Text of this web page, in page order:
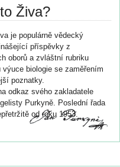
Živa?
je populárně vědecký
příspěvky z
oborů a zvláštní rubriku
výuce biologie se zaměřením
poznatky.
odkaz svého zakladatele
Purkyně. Poslední řada
od roku 1953.